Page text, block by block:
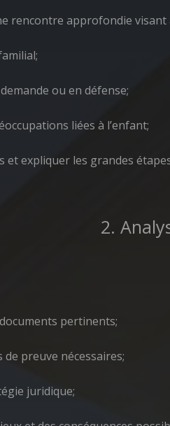
rencontre approfondie visant
ou en défense;
liées à l’enfant;
et expliquer les grandes
2.
pertinents;
de preuve nécessaires;
juridique;